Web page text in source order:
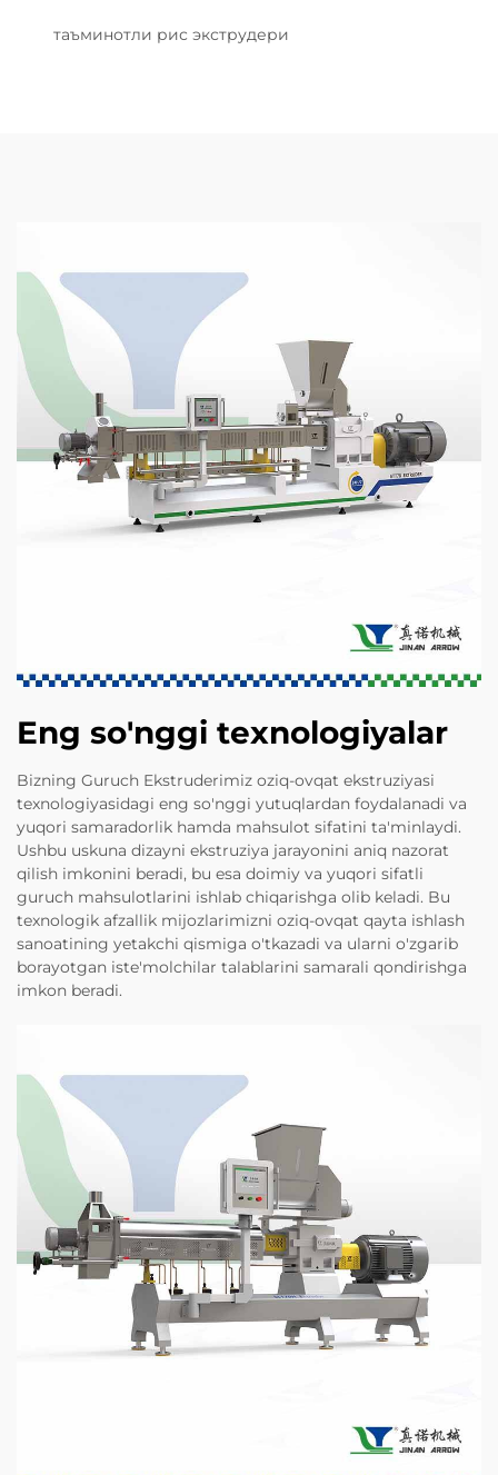
таъминотли рис экструдери
Eng so'nggi texnologiyalar
Bizning Guruch Ekstruderimiz oziq-ovqat ekstruziyasi
texnologiyasidagi eng so'nggi yutuqlardan foydalanadi va
yuqori samaradorlik hamda mahsulot sifatini ta'minlaydi.
Ushbu uskuna dizayni ekstruziya jarayonini aniq nazorat
qilish imkonini beradi, bu esa doimiy va yuqori sifatli
guruch mahsulotlarini ishlab chiqarishga olib keladi. Bu
texnologik afzallik mijozlarimizni oziq-ovqat qayta ishlash
sanoatining yetakchi qismiga o'tkazadi va ularni o'zgarib
borayotgan iste'molchilar talablarini samarali qondirishga
imkon beradi.